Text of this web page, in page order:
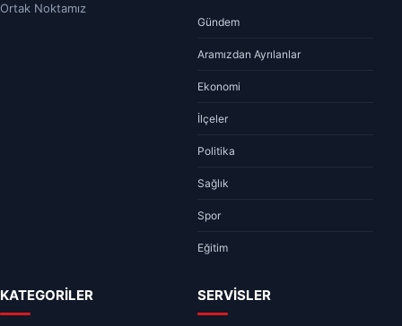
Ortak Noktamız
Gündem
Aramızdan Ayrılanlar
Ekonomi
İlçeler
Politika
Sağlık
Spor
Eğitim
KATEGORİLER SERVİSLER